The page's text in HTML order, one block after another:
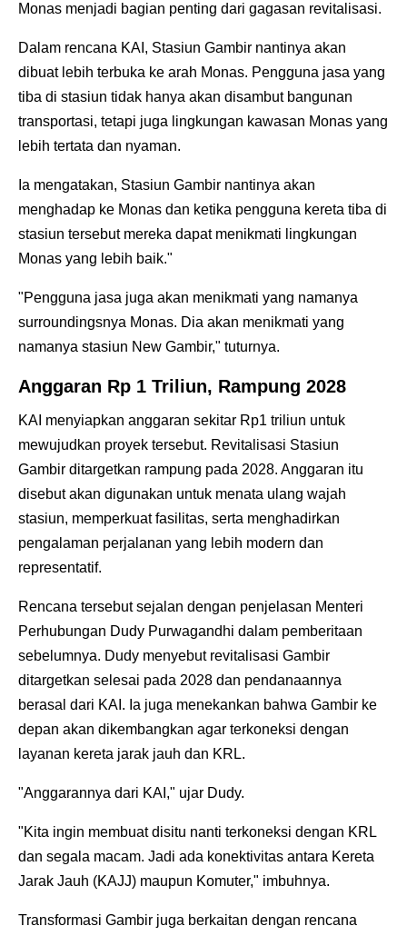
Monas menjadi bagian penting dari gagasan revitalisasi.
Dalam rencana KAI, Stasiun Gambir nantinya akan
dibuat lebih terbuka ke arah Monas. Pengguna jasa yang
tiba di stasiun tidak hanya akan disambut bangunan
transportasi, tetapi juga lingkungan kawasan Monas yang
lebih tertata dan nyaman.
Ia mengatakan, Stasiun Gambir nantinya akan
menghadap ke Monas dan ketika pengguna kereta tiba di
stasiun tersebut mereka dapat menikmati lingkungan
Monas yang lebih baik."
"Pengguna jasa juga akan menikmati yang namanya
surroundingsnya Monas. Dia akan menikmati yang
namanya stasiun New Gambir," tuturnya.
Anggaran Rp 1 Triliun, Rampung 2028
KAI menyiapkan anggaran sekitar Rp1 triliun untuk
mewujudkan proyek tersebut. Revitalisasi Stasiun
Gambir ditargetkan rampung pada 2028. Anggaran itu
disebut akan digunakan untuk menata ulang wajah
stasiun, memperkuat fasilitas, serta menghadirkan
pengalaman perjalanan yang lebih modern dan
representatif.
Rencana tersebut sejalan dengan penjelasan Menteri
Perhubungan Dudy Purwagandhi dalam pemberitaan
sebelumnya. Dudy menyebut revitalisasi Gambir
ditargetkan selesai pada 2028 dan pendanaannya
berasal dari KAI. Ia juga menekankan bahwa Gambir ke
depan akan dikembangkan agar terkoneksi dengan
layanan kereta jarak jauh dan KRL.
"Anggarannya dari KAI," ujar Dudy.
"Kita ingin membuat disitu nanti terkoneksi dengan KRL
dan segala macam. Jadi ada konektivitas antara Kereta
Jarak Jauh (KAJJ) maupun Komuter," imbuhnya.
Transformasi Gambir juga berkaitan dengan rencana